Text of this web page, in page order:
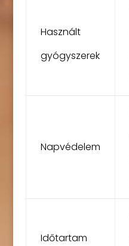
Használt
gyógyszerek
Napvédelem
Időtartam